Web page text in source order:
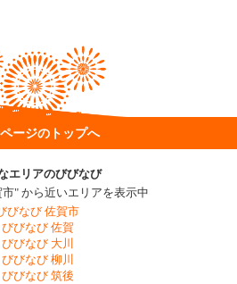
ージのトップへ
エリアのびびなび
" から近いエリアを表示中
びなび 佐賀市
びびなび 佐賀
びびなび 大川
びびなび 柳川
びびなび 筑後